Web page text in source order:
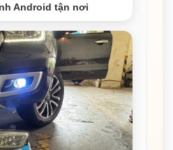
Android tận nơi